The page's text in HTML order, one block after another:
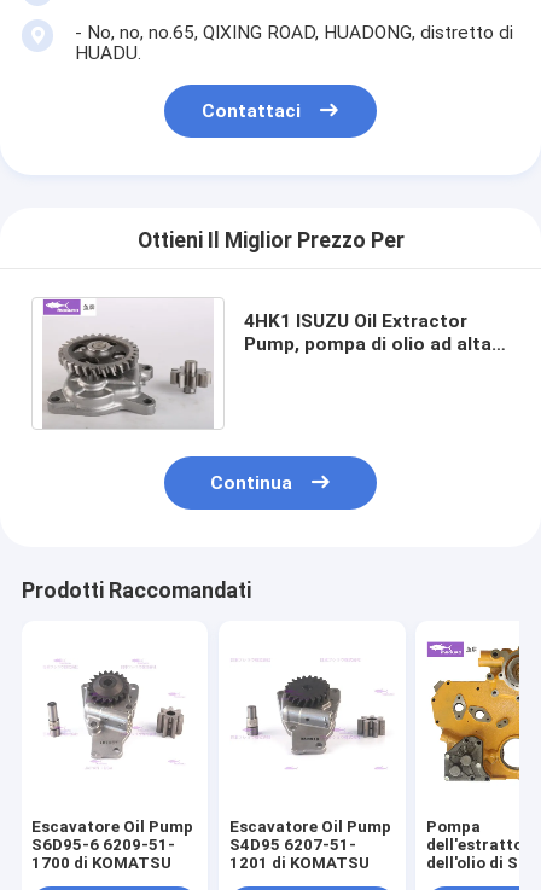
- No, no, no.65, QIXING ROAD, HUADONG, distretto di
HUADU.
Contattaci
Ottieni Il Miglior Prezzo Per
4HK1 ISUZU Oil Extractor
Pump, pompa di olio ad alta
Continua
Prodotti Raccomandati
Escavatore Oil Pump
S6D95-6 6209-51-
1700 di KOMATSU
Escavatore Oil Pump
S4D95 6207-51-
1201 di KOMATSU
Pompa
dell'estrattore
dell'olio di